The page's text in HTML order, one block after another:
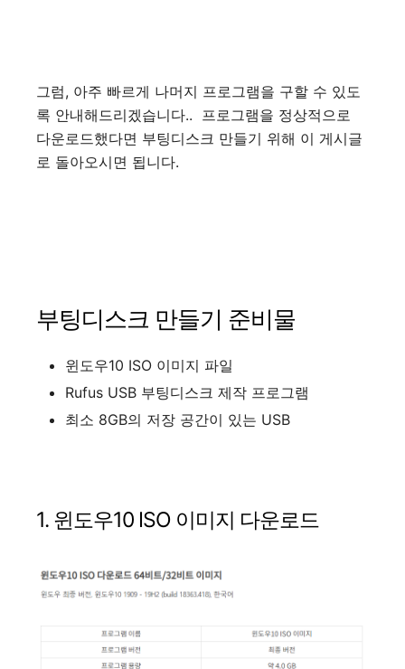
그럼, 아주 빠르게 나머지 프로그램을 구할 수 있도
록 안내해드리겠습니다.. 프로그램을 정상적으로
다운로드했다면 부팅디스크 만들기 위해 이 게시글
로 돌아오시면 됩니다.
부팅디스크 만들기 준비물
윈도우10 ISO 이미지 파일
Rufus USB 부팅디스크 제작 프로그램
최소 8GB의 저장 공간이 있는 USB
1. 윈도우10 ISO 이미지 다운로드